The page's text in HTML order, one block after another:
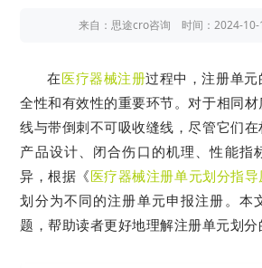
来自：思途cro咨询 时间：2024-
在医疗器械注册过程中，注册单
全性和有效性的重要环节。对于相同
线与带倒刺不可吸收缝线，尽管它们
产品设计、闭合伤口的机理、性能指
异，根据《医疗器械注册单元划分指导
划分为不同的注册单元申报注册。本
题，帮助读者更好地理解注册单元划分